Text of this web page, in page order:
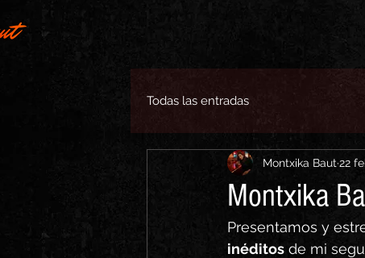
Todas las entradas
Montxika
Montxika Baut 22
Presentamos y
inéditos de mi